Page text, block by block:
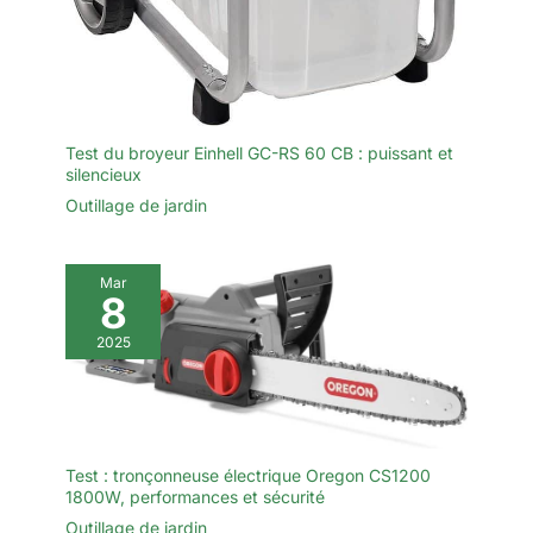
Test du broyeur Einhell GC-RS 60 CB : puissant et
silencieux
Outillage de jardin
Mar
8
2025
Test : tronçonneuse électrique Oregon CS1200
1800W, performances et sécurité
Outillage de jardin